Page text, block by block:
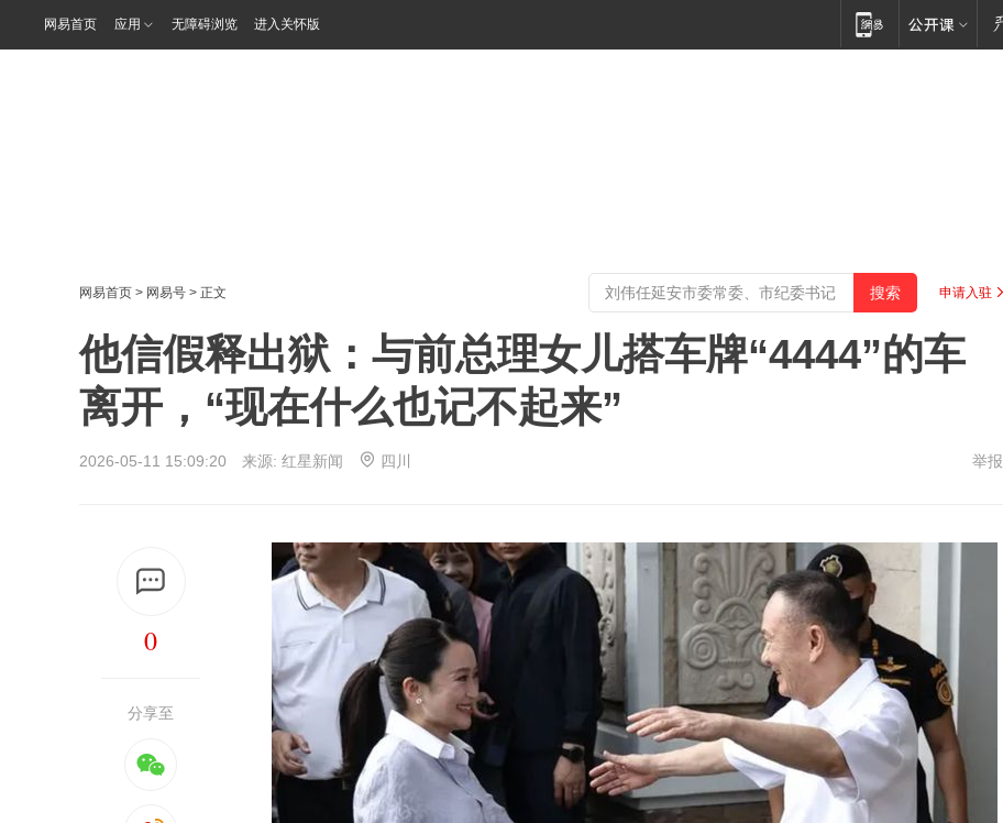
网易首页 应用 无障碍浏览 进入关怀版
网易首页 > 网易号 > 正文 申请入驻
他信假释出狱：与前总理女儿搭车牌“4444”的车
离开，“现在什么也记不起来”
2026-05-11 15:09:20 来源: 红星新闻 四川 举报
0
分享至